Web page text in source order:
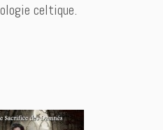
celtique.